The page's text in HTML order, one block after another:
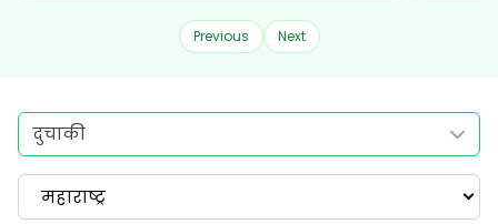
Previous Next
दुचाकी
महाराष्ट्र